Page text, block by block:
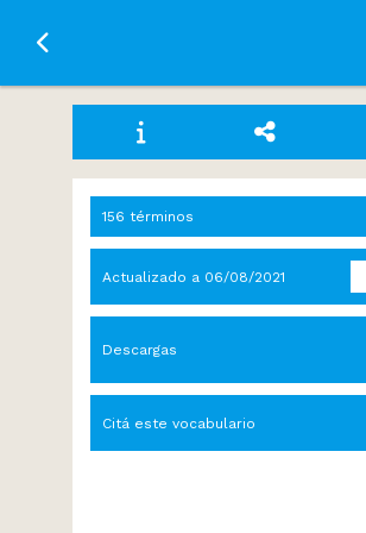
Ir a la página principal
156 términos
Actualizado a 06/08/2021
Descargas
Citá este vocabulario